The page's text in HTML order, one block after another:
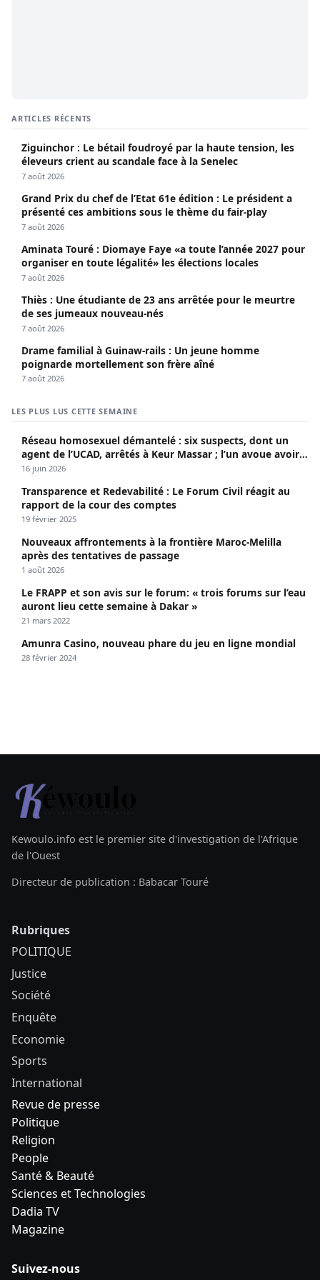
ARTICLES RÉCENTS
Ziguinchor : Le bétail foudroyé par la haute tension, les
éleveurs crient au scandale face à la Senelec
7 août 2026
Grand Prix du chef de l’Etat 61e édition : Le président a
présenté ces ambitions sous le thème du fair-play
7 août 2026
Aminata Touré : Diomaye Faye «a toute l’année 2027 pour
organiser en toute légalité» les élections locales
7 août 2026
Thiès : Une étudiante de 23 ans arrêtée pour le meurtre
de ses jumeaux nouveau-nés
7 août 2026
Drame familial à Guinaw-rails : Un jeune homme
poignarde mortellement son frère aîné
7 août 2026
LES PLUS LUS CETTE SEMAINE
Réseau homosexuel démantelé : six suspects, dont un
agent de l’UCAD, arrêtés à Keur Massar ; l’un avoue avoir
propagé le VIH depuis 2018
16 juin 2026
Transparence et Redevabilité : Le Forum Civil réagit au
rapport de la cour des comptes
19 février 2025
Nouveaux affrontements à la frontière Maroc-Melilla
après des tentatives de passage
1 août 2026
Le FRAPP et son avis sur le forum: « trois forums sur l’eau
auront lieu cette semaine à Dakar »
21 mars 2022
Amunra Casino, nouveau phare du jeu en ligne mondial
28 février 2024
Kewoulo.info est le premier site d'investigation de l'Afrique
de l'Ouest
Directeur de publication : Babacar Touré
Rubriques
POLITIQUE
Justice
Société
Enquête
Economie
Sports
International
Revue de presse
Politique
Religion
People
Santé & Beauté
Sciences et Technologies
Dadia TV
Magazine
Suivez-nous